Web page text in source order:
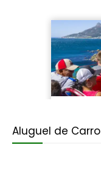
Aluguel de Carro